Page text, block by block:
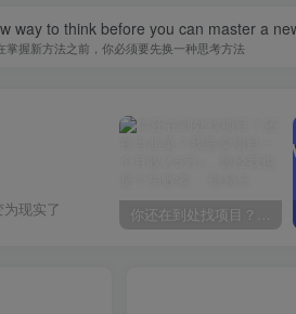
way to think before you can master a
掌握新方法之前，你必须要先换一种思考方法
现实了 你还在到处找项目？还在当韭菜？我靠卖项目一个月收入5万+，曾经我也是个失败者。